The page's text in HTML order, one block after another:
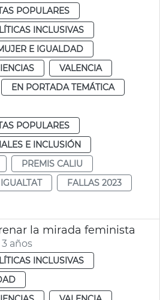
POPULARES
INCLUSIVAS
E IGUALDAD
VALENCIA
EN PORTADA TEMÁTICA
POPULARES
E INCLUSIÓN
PREMIS CALIU
IGUALTAT
FALLAS 2023
la mirada feminista
años
INCLUSIVAS